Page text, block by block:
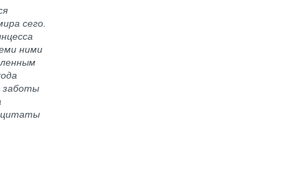
сего.
ними
заботы
цитаты